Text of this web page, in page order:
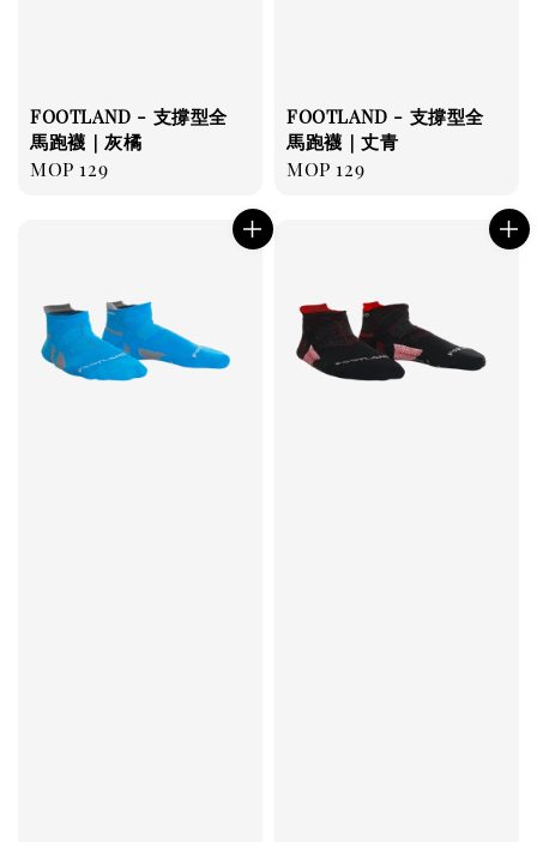
FOOTLAND - 支撐型全
馬跑襪｜灰橘
Regular
MOP 129
FOOTLAND - 支撐型全
馬跑襪｜丈青
Regular
MOP 129